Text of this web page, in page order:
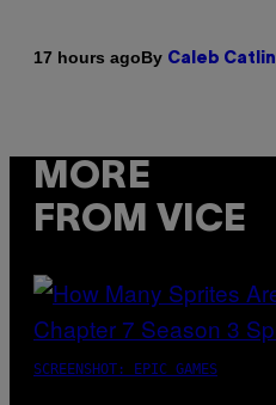
17 hours agoBy Caleb Catlin
MORE
FROM VICE
SCREENSHOT: EPIC GAMES